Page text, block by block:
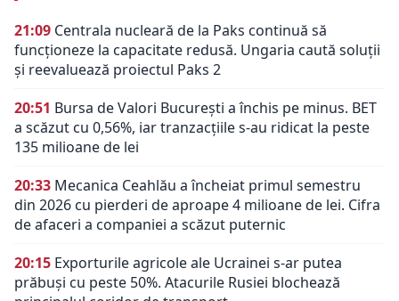
21:09 Centrala nucleară de la Paks continuă să
funcționeze la capacitate redusă. Ungaria caută soluții
și reevaluează proiectul Paks 2
20:51 Bursa de Valori București a închis pe minus. BET
a scăzut cu 0,56%, iar tranzacțiile s-au ridicat la peste
135 milioane de lei
20:33 Mecanica Ceahlău a încheiat primul semestru
din 2026 cu pierderi de aproape 4 milioane de lei. Cifra
de afaceri a companiei a scăzut puternic
20:15 Exporturile agricole ale Ucrainei s-ar putea
prăbuși cu peste 50%. Atacurile Rusiei blochează